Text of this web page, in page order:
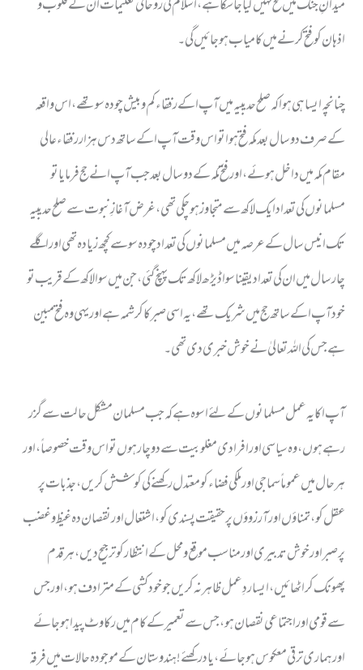
اذہان کو فتح کرنے میں کامیاب ہو جائیں گی ۔
چنانچہ ایساہی ہوا کہ صلح حدیبیہ میں آپ ا کے رفقاء کم و بیش چودہ سو تھے ، اس واقعہ
کے صرف دو سال بعد مکہ فتح ہوا تو اس وقت آپ ا کے ساتھ دس ہزار رفقاء عالی
مقام مکہ میں داخل ہوئے ، اور فتح مکہ کے دو سال بعد جب آپ ا نے حج فرمایا تو
مسلمانوں کی تعداد ایک لاکھ سے متجاوز ہو چکی تھی ، غرض آغازِ نبوت سے صلح حدیبیہ
تک انیس سال کے عرصہ میں مسلمانوں کی تعداد چودہ سو سے کچھ زیادہ تھی اور اگلے
چار سال میں ان کی تعداد یقینا سوا ڈیڑھ لاکھ تک پہنچ گئی ، جن میں سوا لاکھ کے قریب تو
خود آپ ا کے ساتھ حج میں شریک تھے ، یہ اسی صبر کا کرشمہ ہے اوریہی وہ فتح مبین
ہے جس کی اللہ تعالیٰ نے خوش خبری دی تھی ۔
آپ ا کا یہ عمل مسلمانوں کے لئے اسوہ ہے کہ جب مسلمان مشکل حالت سے گزر
رہے ہوں ، وہ سیاسی اور افرادی مغلوبیت سے دوچار ہوں تو اس وقت خصوصاً ، اور
ہر حال میں عموماً سماجی اور ملکی فضاء کو معتدل رکھنے کی کوشش کریں ، جذبات پر
عقل کو ، تمناؤں اور آرزوؤں پر حقیقت پسندی کو ، اشتعال اور نقصان دہ غیظ و غضب
پر صبر اور خوش تدبیری اور مناسب موقع ومحل کے انتظار کو ترجیح دیں ، ہر قدم
پھونک کر اٹھائیں ، ایسا ردِ عمل ظاہر نہ کریں جو خود کشی کے مترادف ہو ، اور جس
سے قومی اور اجتماعی نقصان ہو ، جس سے تعمیر کے کام میں رکاوٹ پیدا ہو جائے
اورہماری ترقی معکوس ہو جائے ، یاد رکھئے ! ہندوستان کے موجودہ حالات میں فرقہ